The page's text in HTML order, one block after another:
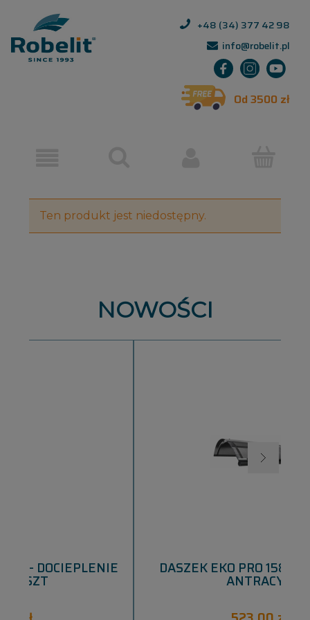
+48 (34) 377 42 98
info@robelit.pl
Od 3500 zł
Ten produkt jest niedostępny.
NOWOŚCI
DASZEK EKO PRO 1580X750X260